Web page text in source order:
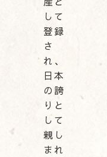
して
登録
さ
れ、
日本
の誇
りと
して
親し
まれ